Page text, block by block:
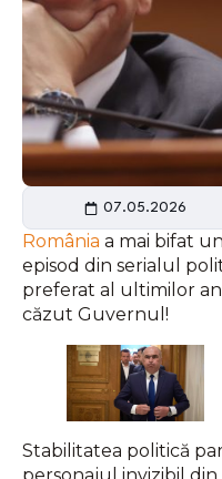
07.05.2026
România a mai bifat un
episod din serialul
preferat al ultimilor
căzut Guvernul!
Stabilitatea politică